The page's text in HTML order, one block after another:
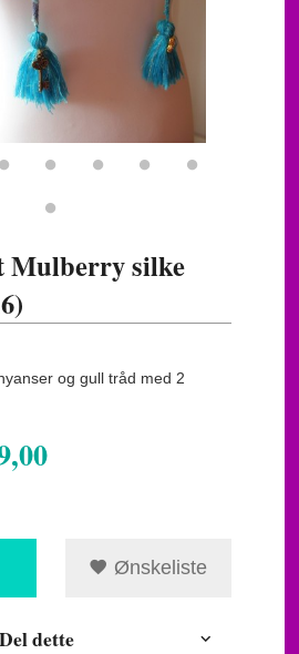
Mulberry silke
og gull tråd med 2
Ønskeliste
Del dette